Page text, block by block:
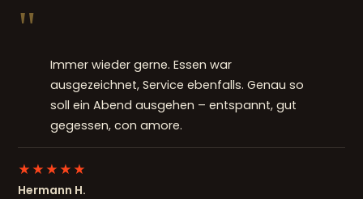
"
Immer wieder gerne. Essen war
ausgezeichnet, Service ebenfalls. Genau so
soll ein Abend ausgehen – entspannt, gut
gegessen, con amore.
★★★★★
Hermann H.